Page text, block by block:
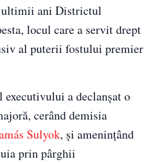
ultimii ani Districtul
locul care a servit drept
al puterii fostului premier
a declanșat o
cerând demisia
Sulyok, și amenințând
prin pârghii